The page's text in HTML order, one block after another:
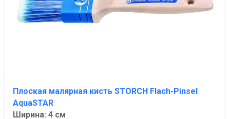
Плоская малярная кисть STORCH Flach-Pinsel
AquaSTAR
Ширина: 4 см